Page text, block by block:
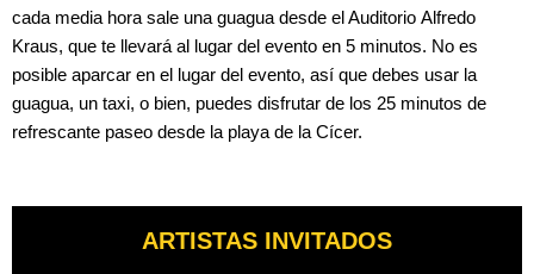
cada media hora sale una guagua desde el Auditorio Alfredo
Kraus, que te llevará al lugar del evento en 5 minutos. No es
posible aparcar en el lugar del evento, así que debes usar la
guagua, un taxi, o bien, puedes disfrutar de los 25 minutos de
refrescante paseo desde la playa de la Cícer.
ARTISTAS INVITADOS